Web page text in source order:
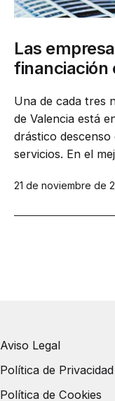
Las
financiación
Una de cada tres
de Valencia está
drástico descenso
servicios. En el
Publicada
21 de noviembre de
Aviso Legal
Política de Privacidad
Política de Cookies